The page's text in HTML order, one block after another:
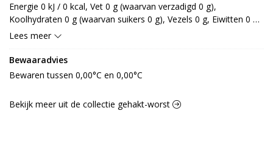
Energie 0 kJ / 0 kcal, Vet 0 g (waarvan verzadigd 0 g),
Koolhydraten 0 g (waarvan suikers 0 g), Vezels 0 g, Eiwitten 0 g,
Zout 0 g.
Lees meer
Bewaaradvies
Bewaren tussen 0,00°C en 0,00°C
Bekijk meer uit de collectie gehakt-worst